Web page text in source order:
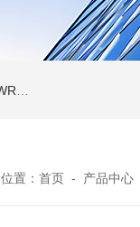
贵金属铂铑热电偶
置： 首页 - 产品中心